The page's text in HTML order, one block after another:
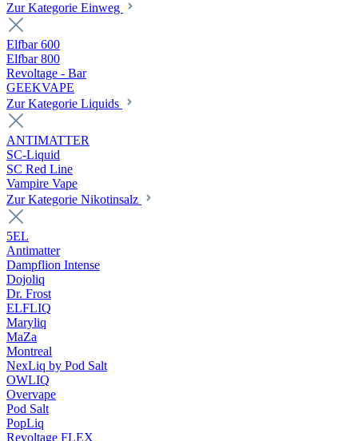
Zur Kategorie Einweg
Elfbar 600
Elfbar 800
Revoltage - Bar
GEEKVAPE
Zur Kategorie Liquids
ANTIMATTER
SC-Liquid
SC Red Line
Vampire Vape
Zur Kategorie Nikotinsalz
5EL
Antimatter
Dampflion Intense
Dojoliq
Dr. Frost
ELFLIQ
Maryliq
MaZa
Montreal
NexLiq by Pod Salt
OWLIQ
Overvape
Pod Salt
PopLiq
Revoltage FLEX